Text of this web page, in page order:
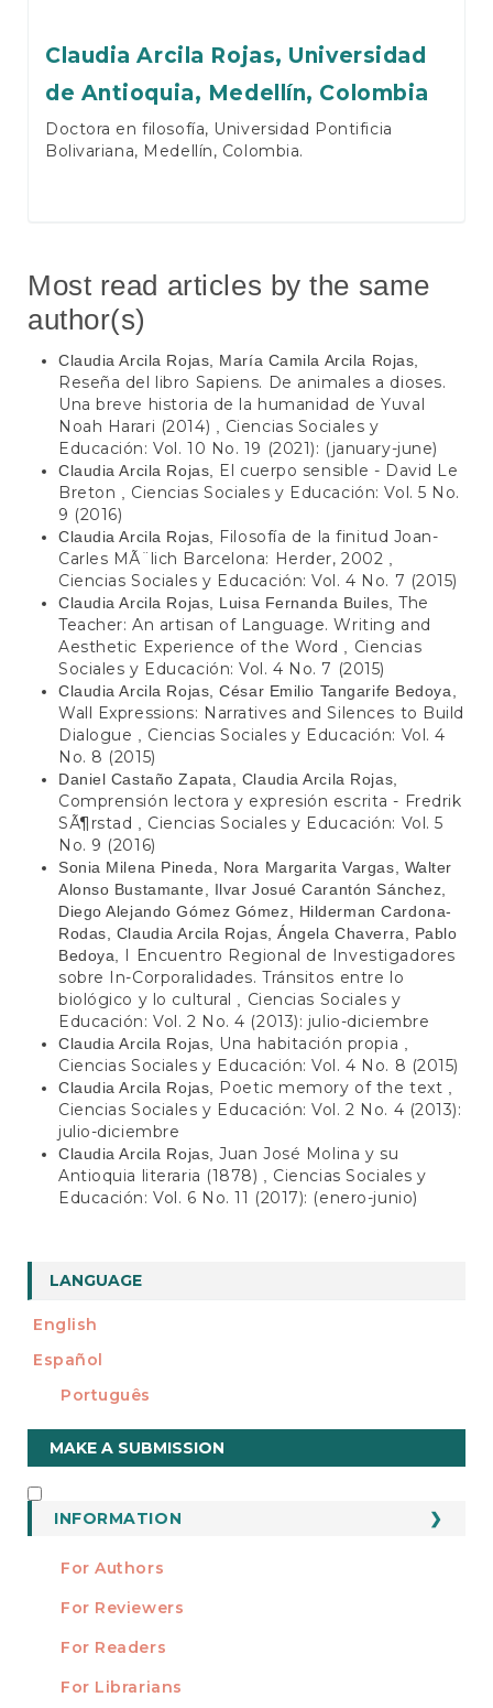
Claudia Arcila Rojas, Universidad
de Antioquia, Medellín, Colombia
Doctora en filosofía, Universidad Pontificia
Bolivariana, Medellín, Colombia.
Most read articles by the same
author(s)
Claudia Arcila Rojas, María Camila Arcila Rojas,
Reseña del libro Sapiens. De animales a dioses.
Una breve historia de la humanidad de Yuval
Noah Harari (2014)
Ciencias Sociales y
Educación: Vol. 10 No. 19 (2021): (january-june)
Claudia Arcila Rojas,
El cuerpo sensible - David Le
Breton
Ciencias Sociales y Educación: Vol. 5 No.
9 (2016)
Claudia Arcila Rojas,
Filosofía de la finitud Joan-
Carles MÃ¨lich Barcelona: Herder, 2002
Ciencias Sociales y Educación: Vol. 4 No. 7 (2015)
Claudia Arcila Rojas, Luisa Fernanda Builes,The
Teacher: An artisan of Language. Writing and
Aesthetic Experience of the Word
Ciencias
Sociales y Educación: Vol. 4 No. 7 (2015)
Claudia Arcila Rojas, César Emilio Tangarife Bedoya,
Wall Expressions: Narratives and Silences to Build
Dialogue
Ciencias Sociales y Educación: Vol. 4
No. 8 (2015)
Daniel Castaño Zapata, Claudia Arcila Rojas,
Comprensión lectora y expresión escrita - Fredrik
SÃ¶rstad
Ciencias Sociales y Educación: Vol. 5
No. 9 (2016)
Sonia Milena Pineda, Nora Margarita Vargas, Walter
Alonso Bustamante, Ilvar Josué Carantón Sánchez,
Diego Alejando Gómez Gómez, Hilderman Cardona-
Rodas, Claudia Arcila Rojas, Ángela Chaverra, Pablo
Bedoya, I Encuentro Regional de Investigadores
sobre In-Corporalidades. Tránsitos entre lo
biológico y lo cultural
Ciencias Sociales y
Educación: Vol. 2 No. 4 (2013): julio-diciembre
Claudia Arcila Rojas, Una habitación propia
Ciencias Sociales y Educación: Vol. 4 No. 8 (2015)
Claudia Arcila Rojas, Poetic memory of the text
Ciencias Sociales y Educación: Vol. 2 No. 4 (2013):
julio-diciembre
Claudia Arcila Rojas,Juan José Molina y su
Antioquia literaria (1878)
Ciencias Sociales y
Educación: Vol. 6 No. 11 (2017): (enero-junio)
LANGUAGE
English
Español
Português
Make
a
Submission
MAKE A SUBMISSION
INFORMATION
For Authors
For Reviewers
For Readers
For Librarians